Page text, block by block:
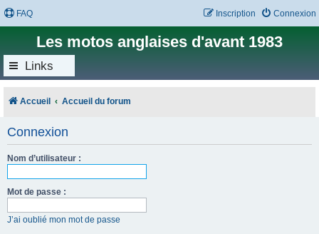
FAQ Connexion
Inscription
Les motos anglaises d'avant 1983
Links
Accueil Accueil du forum
Connexion
Nom d’utilisateur :
Mot de passe :
J’ai oublié mon mot de passe